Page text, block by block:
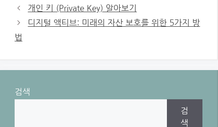
개인 키 (Private Key) 알아보기
디지털 액티브: 미래의 자산 보호를 위한 5가지 방
법
검색
검
색